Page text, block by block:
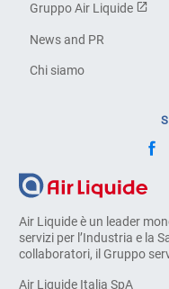
Air Liquide è un leader
servizi per l’Industria e la
collaboratori, il Gruppo
Air Liquide Italia SpA
Gruppo Air Liquide
News and PR
Chi siamo